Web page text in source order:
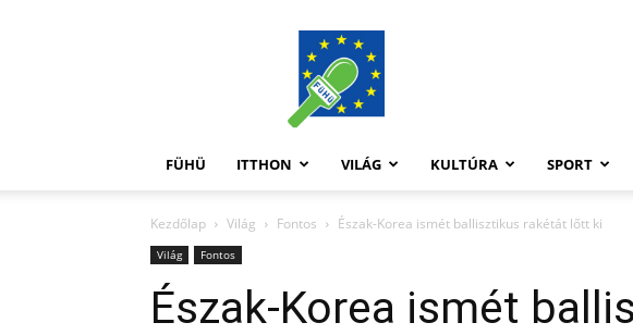
FüHü
FÜHÜ ITTHON VILÁG KULTÚRA SPORT
Kezdőlap Világ Fontos Észak-Korea ismét ballisztikus rakétát lőtt ki
Világ Fontos
Észak-Korea ismét